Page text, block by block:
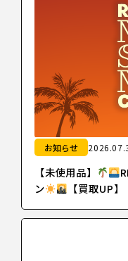
お知らせ
【未使用品】
ン
【買取UP】